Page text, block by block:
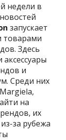
недели в
запускает
товарами
Здесь
и
Среди них
на
их
за рубежа